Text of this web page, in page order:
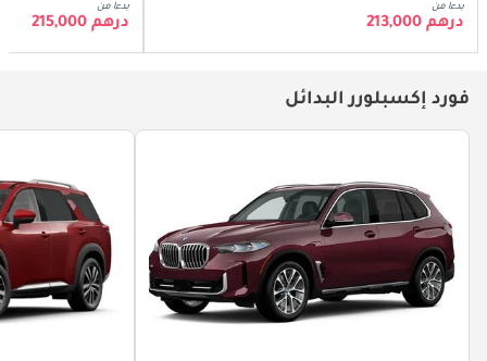
بدءا من
درهم 213,000
بدءا من
درهم 215,000
فورد إكسبلورر البدائل